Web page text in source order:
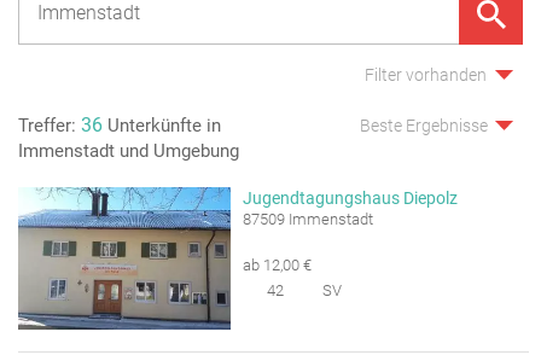
Filter vorhanden
Treffer: 36 Unterkünfte in
Immenstadt und Umgebung
Beste Ergebnisse
Jugendtagungshaus Diepolz
87509 Immenstadt
ab 12,00 €
42
SV